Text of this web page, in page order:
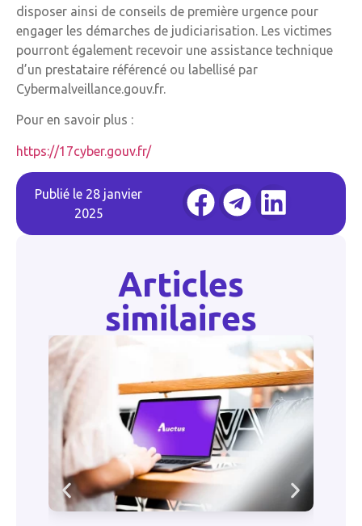
disposer ainsi de conseils de première urgence pour
engager les démarches de judiciarisation. Les victimes
pourront également recevoir une assistance technique
d’un prestataire référencé ou labellisé par
Cybermalveillance.gouv.fr.
Pour en savoir plus :
https://17cyber.gouv.fr/
Publié le 28 janvier
2025
Articles
similaires